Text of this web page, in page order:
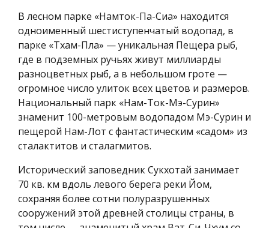
В лесном парке «Намток-Па-Сиа» находится
одноименный шестиступенчатый водопад, в
парке «Тхам-Пла» — уникальная Пещера рыб,
где в подземных ручьях живут миллиарды
разноцветных рыб, а в небольшом гроте —
огромное число улиток всех цветов и размеров.
Национальный парк «Нам-Ток-Мэ-Сурин»
знаменит 100-метровым водопадом Мэ-Сурин и
пещерой Нам-Лот с фантастическим «садом» из
сталактитов и сталагмитов.
Исторический заповедник Сукхотай занимает
70 кв. км вдоль левого берега реки Йом,
сохраняя более сотни полуразрушенных
сооружений этой древней столицы страны, в